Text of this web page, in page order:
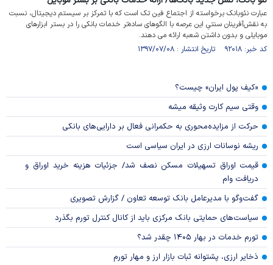
عبارت نئوبانک برخواسته از اجتماع فین تک است که با تمرکز بر سیستم دیجیتال، نسبت
به نقش‌آفرینان سنتیِ این عرصه با الگوهای ساده‌تر خدمات بانکی را در بستر ابزارهای
موبایلی و بدون داشتن شعبه ارائه می دهند.
کد خبر: ۹۲۰۱۸ تاریخ انتشار : ۱۳۹۷/۰۷/۰۸
«کیف پول ایران» چیست؟
وقتی سیم کارت وثیقه میشه
حرکت از مزایده‌محوری به حکمرانی فعال بر دارایی‌های بانکی
ریشه نوسانات ارزی در ایران سیاسی است
قیمت اوراق تسهیلات مسکن نصف شد/ جزئیات هزینه خرید اوراق و
دریافت وام
گفت‌وگو با مدیرعامل بانک توسعه تعاون / گزارش تصویری
سیاست‌های حمایتی بانک مرکزی باید از کانال کنترل تورم بگذرد
تورم خدمات در بهار ۱۴۰۵ چقدر شد؟
ذخایر ارزی، پشتوانه ثبات بازار ارز و مهار تورم